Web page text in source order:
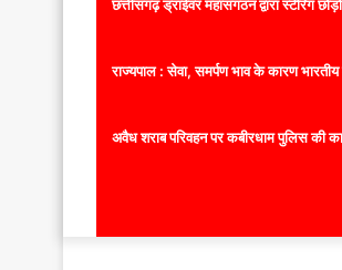
छत्तीसगढ़ ड्राईवर महासंगठन द्वारा स्टेरिंग
राज्यपाल : सेवा, समर्पण भाव के कारण
अवैध शराब परिवहन पर कबीरधाम पुलिस की